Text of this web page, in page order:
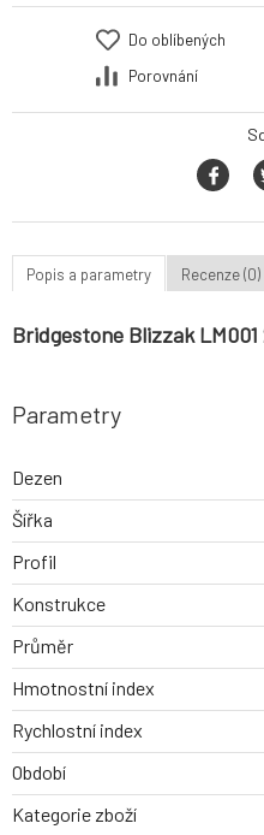
Do oblíbených
Porovnání
Popis a parametry Recenze (0)
Bridgestone Blizzak LM001
Parametry
Dezen
Šířka
Profil
Konstrukce
Průměr
Hmotnostní index
Rychlostní index
Období
Kategorie zboží